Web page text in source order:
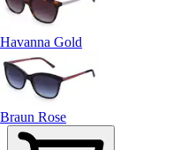
Havanna Gold
Braun Rose